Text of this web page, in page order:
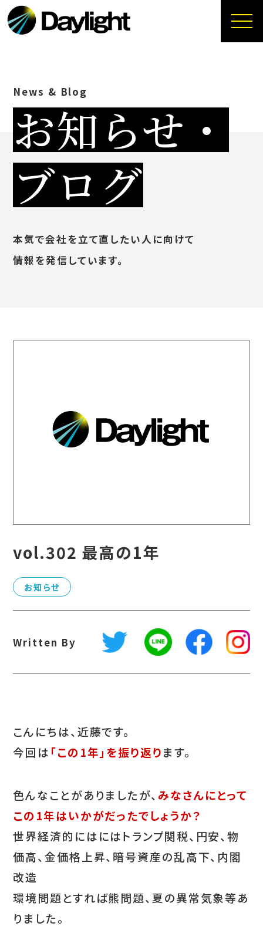
News & Blog
お知らせ・
ブログ
本気で会社を立て直したい人に向けて
情報を発信しています。
vol.302 最高の1年
お知らせ
Written By
こんにちは、近藤です。
今回は 「この1年」を振り返ります。
色んなことがありましたが、 みなさんにとって
この1年はいかがだったでしょうか？
世界経済的にはにはトランプ関税、円安、物
価高、金価格上昇、暗号資産の乱高下、内閣
改造
環境問題とすれば熊問題、夏の異常気象等あ
りました。